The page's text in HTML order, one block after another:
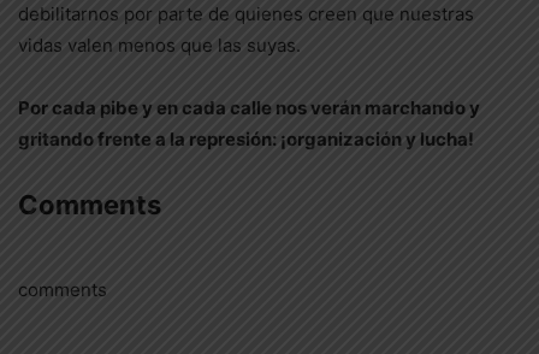
debilitarnos por parte de quienes creen que nuestras
vidas valen menos que las suyas.
Por cada pibe y en cada calle nos verán marchando y
gritando frente a la represión: ¡organización y lucha!
Comments
comments